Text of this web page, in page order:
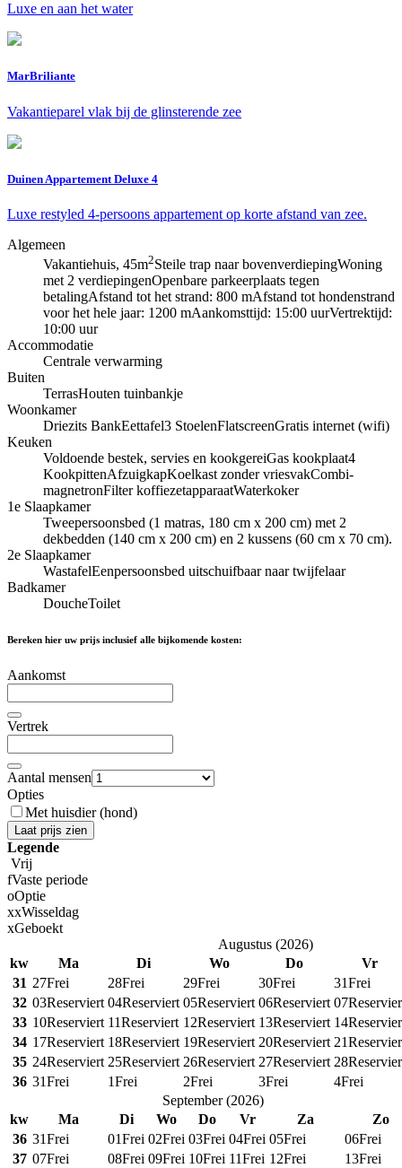
Luxe en aan het water
MarBriliante
Vakantieparel vlak bij de glinsterende zee
Duinen Appartement Deluxe 4
Luxe restyled 4-persoons appartement op korte afstand van zee.
Algemeen
Vakantiehuis, 45m2Steile trap naar bovenverdiepingWoning
met 2 verdiepingenOpenbare parkeerplaats tegen
betalingAfstand tot het strand: 800 mAfstand tot hondenstrand
voor het hele jaar: 1200 mAankomsttijd: 15:00 uurVertrektijd:
10:00 uur
Accommodatie
Centrale verwarming
Buiten
TerrasHouten tuinbankje
Woonkamer
Driezits BankEettafel3 StoelenFlatscreenGratis internet (wifi)
Keuken
Voldoende bestek, servies en kookgereiGas kookplaat4
KookpittenAfzuigkapKoelkast zonder vriesvakCombi-
magnetronFilter koffiezetapparaatWaterkoker
1e Slaapkamer
Tweepersoonsbed (1 matras, 180 cm x 200 cm) met 2
dekbedden (140 cm x 200 cm) en 2 kussens (60 cm x 70 cm).
2e Slaapkamer
WastafelEenpersoonsbed uitschuifbaar naar twijfelaar
Badkamer
DoucheToilet
Bereken hier uw prijs inclusief alle bijkomende kosten:
Aankomst
Vertrek
Aantal mensen
Opties
Met huisdier (hond)
Laat prijs zien
Legende
Vrij
fVaste periode
oOptie
xxWisseldag
xGeboekt
Augustus (2026)
kw
Ma Di Wo Do
Vr
31 27Frei 28Frei 29Frei 30Frei 31Frei
32 03Reserviert 04Reserviert 05Reserviert 06Reserviert 07
33 10Reserviert 11Reserviert 12Reserviert 13Reserviert 14
34 17Reserviert 18Reserviert 19Reserviert 20Reserviert 21
35 24Reserviert 25Reserviert 26Reserviert 27Reserviert 28
36 31Frei 1Frei 2Frei 3Frei 4Frei
September(2026)
kw
Ma Di Wo Do Vr Za
Zo
36 31Frei 01Frei 02Frei 03Frei 04Frei 05Frei 06Frei
37 07Frei 08Frei 09Frei 10Frei 11Frei 12Frei 13Frei